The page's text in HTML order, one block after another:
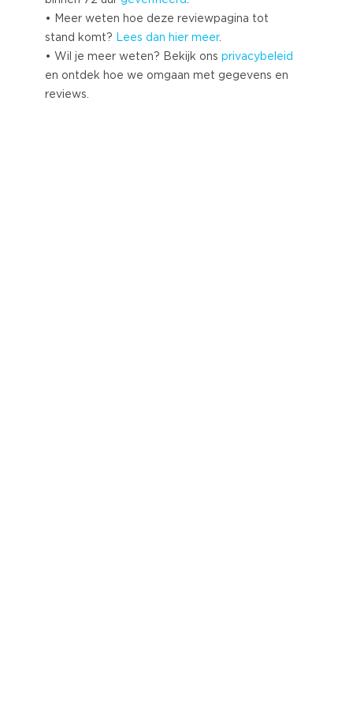
• Meer weten hoe deze reviewpagina tot
stand komt? Lees dan hier meer.
• Wil je meer weten? Bekijk ons privacybeleid
en ontdek hoe we omgaan met gegevens en
reviews.